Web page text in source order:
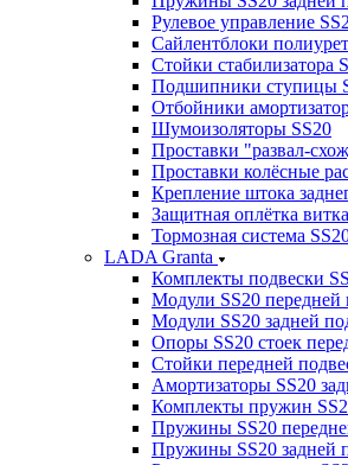
Рулевое управление
Сайлентблоки
Стойки стабилизатора
Подшипники ступицы
Отбойники
Шумоизоляторы SS20
Проставки "развал-
Проставки колёсные
Крепление штока
Защитная оплётка
Тормозная система
LADA Granta
Комплекты подвески
Модули SS20 передней
Модули SS20 задней
Опоры SS20 стоек
Стойки передней
Амортизаторы SS20
Комплекты пружин
Пружины SS20
Пружины SS20 задней